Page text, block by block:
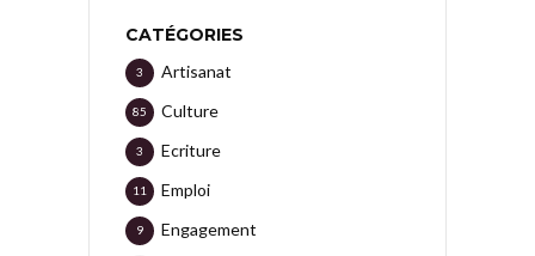
CATÉGORIES
Artisanat
3
Culture
85
Ecriture
3
Emploi
11
Engagement
9